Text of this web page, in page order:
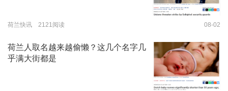
荷兰快讯 2121阅读 08-02
荷兰人取名越来越偷懒？这几个名字几
乎满大街都是